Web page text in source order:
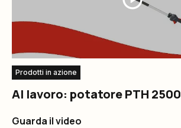
Prodotti in azione
Al lavoro: potatore PTH 2500
Guarda il video